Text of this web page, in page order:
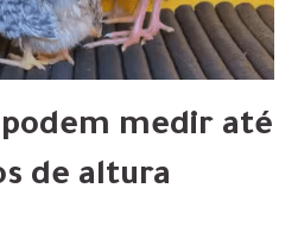
medir até
de altura